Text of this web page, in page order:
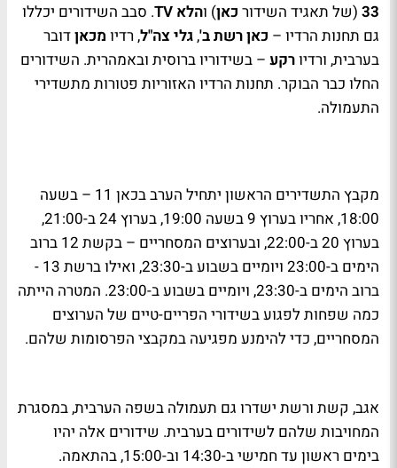
33 (של תאגיד השידור כאן) והלא TV. סבב השידורים יכללו
גם תחנות הרדיו – כאן רשת ב',גלי צה"ל, רדיו מכאןדובר
בערבית, ורדיורקע – בשידוריו ברוסית ובאמהרית. השידורים
החלו כבר הבוקר. תחנות הרדיו האזוריות פטורות מתשדירי
התעמולה.
מקבץ התשדירים הראשון יתחיל הערב בכאן 11 – בשעה
18:00, אחריו בערוץ 9 בשעה 19:00, בערוץ 24 ב-21:00,
בערוץ 20 ב-22:00, ובערוצים המסחריים – בקשת 12 ברוב
הימים ב-23:00 ויומיים בשבוע ב-23:30, ואילו ברשת 13 -
ברוב הימים ב-23:30, ויומיים בשבוע ב-23:00. המטרה הייתה
כמה שפחות לפגוע בשידורי הפריים-טיים של הערוצים
המסחריים, כדי להימנע מפגיעה במקבצי הפרסומות שלהם.
אגב, קשת ורשת ישדרו גם תעמולה בשפה הערבית, במסגרת
המחויבות שלהם לשידורים בערבית. שידורים אלה יהיו
בימים ראשון עד חמישי ב-14:30 וב-15:00, בהתאמה.